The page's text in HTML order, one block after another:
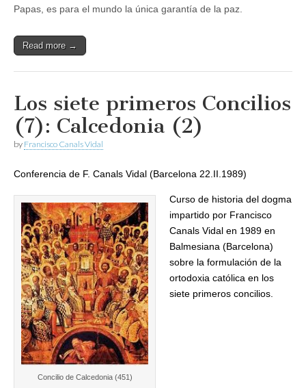
Papas, es para el mundo la única garantía de la paz.
Read more →
Los siete primeros Concilios
(7): Calcedonia (2)
by Francisco Canals Vidal
Conferencia de F. Canals Vidal (Barcelona 22.II.1989)
Concilio de Calcedonia (451)
Curso de historia del dogma
impartido por Francisco
Canals Vidal en 1989 en
Balmesiana (Barcelona)
sobre la formulación de la
ortodoxia católica en los
siete primeros concilios.